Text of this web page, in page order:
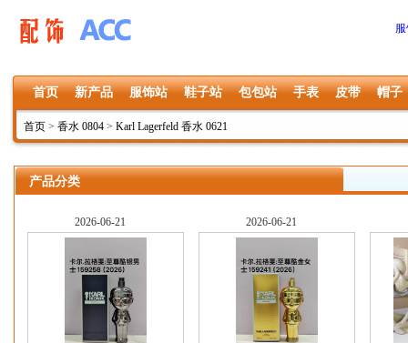
首页 新产品 服饰站 鞋子站 包包站 手表 皮带 帽子
首页 > 香水 0804 > Karl Lagerfeld 香水 0621
产品分类
2026-06-21 2026-06-21